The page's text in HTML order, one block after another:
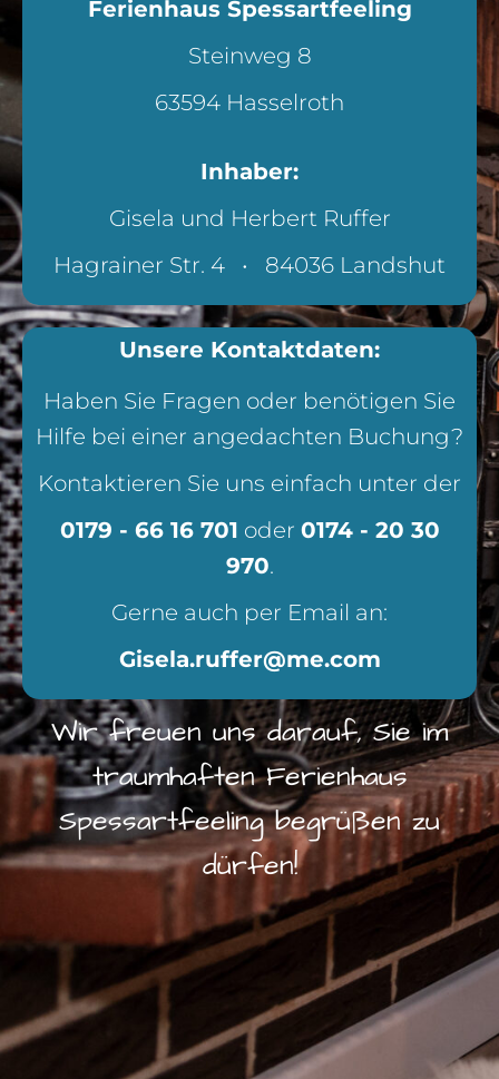
Ferienhaus Spessartfeeling
Steinweg 8
63594 Hasselroth
Inhaber:
Gisela und Herbert Ruffer
Hagrainer Str. 4 • 84036 Landshut
Unsere Kontaktdaten:
Haben Sie Fragen oder benötigen Sie
Hilfe bei einer angedachten Buchung?
Kontaktieren Sie uns einfach unter der
0179 - 66 16 701 oder 0174 - 20 30
970.
Gerne auch per Email an:
Gisela.ruffer@me.com
Wir freuen uns darauf, Sie im
traumhaften Ferienhaus
Spessartfeeling begrüßen zu
dürfen!